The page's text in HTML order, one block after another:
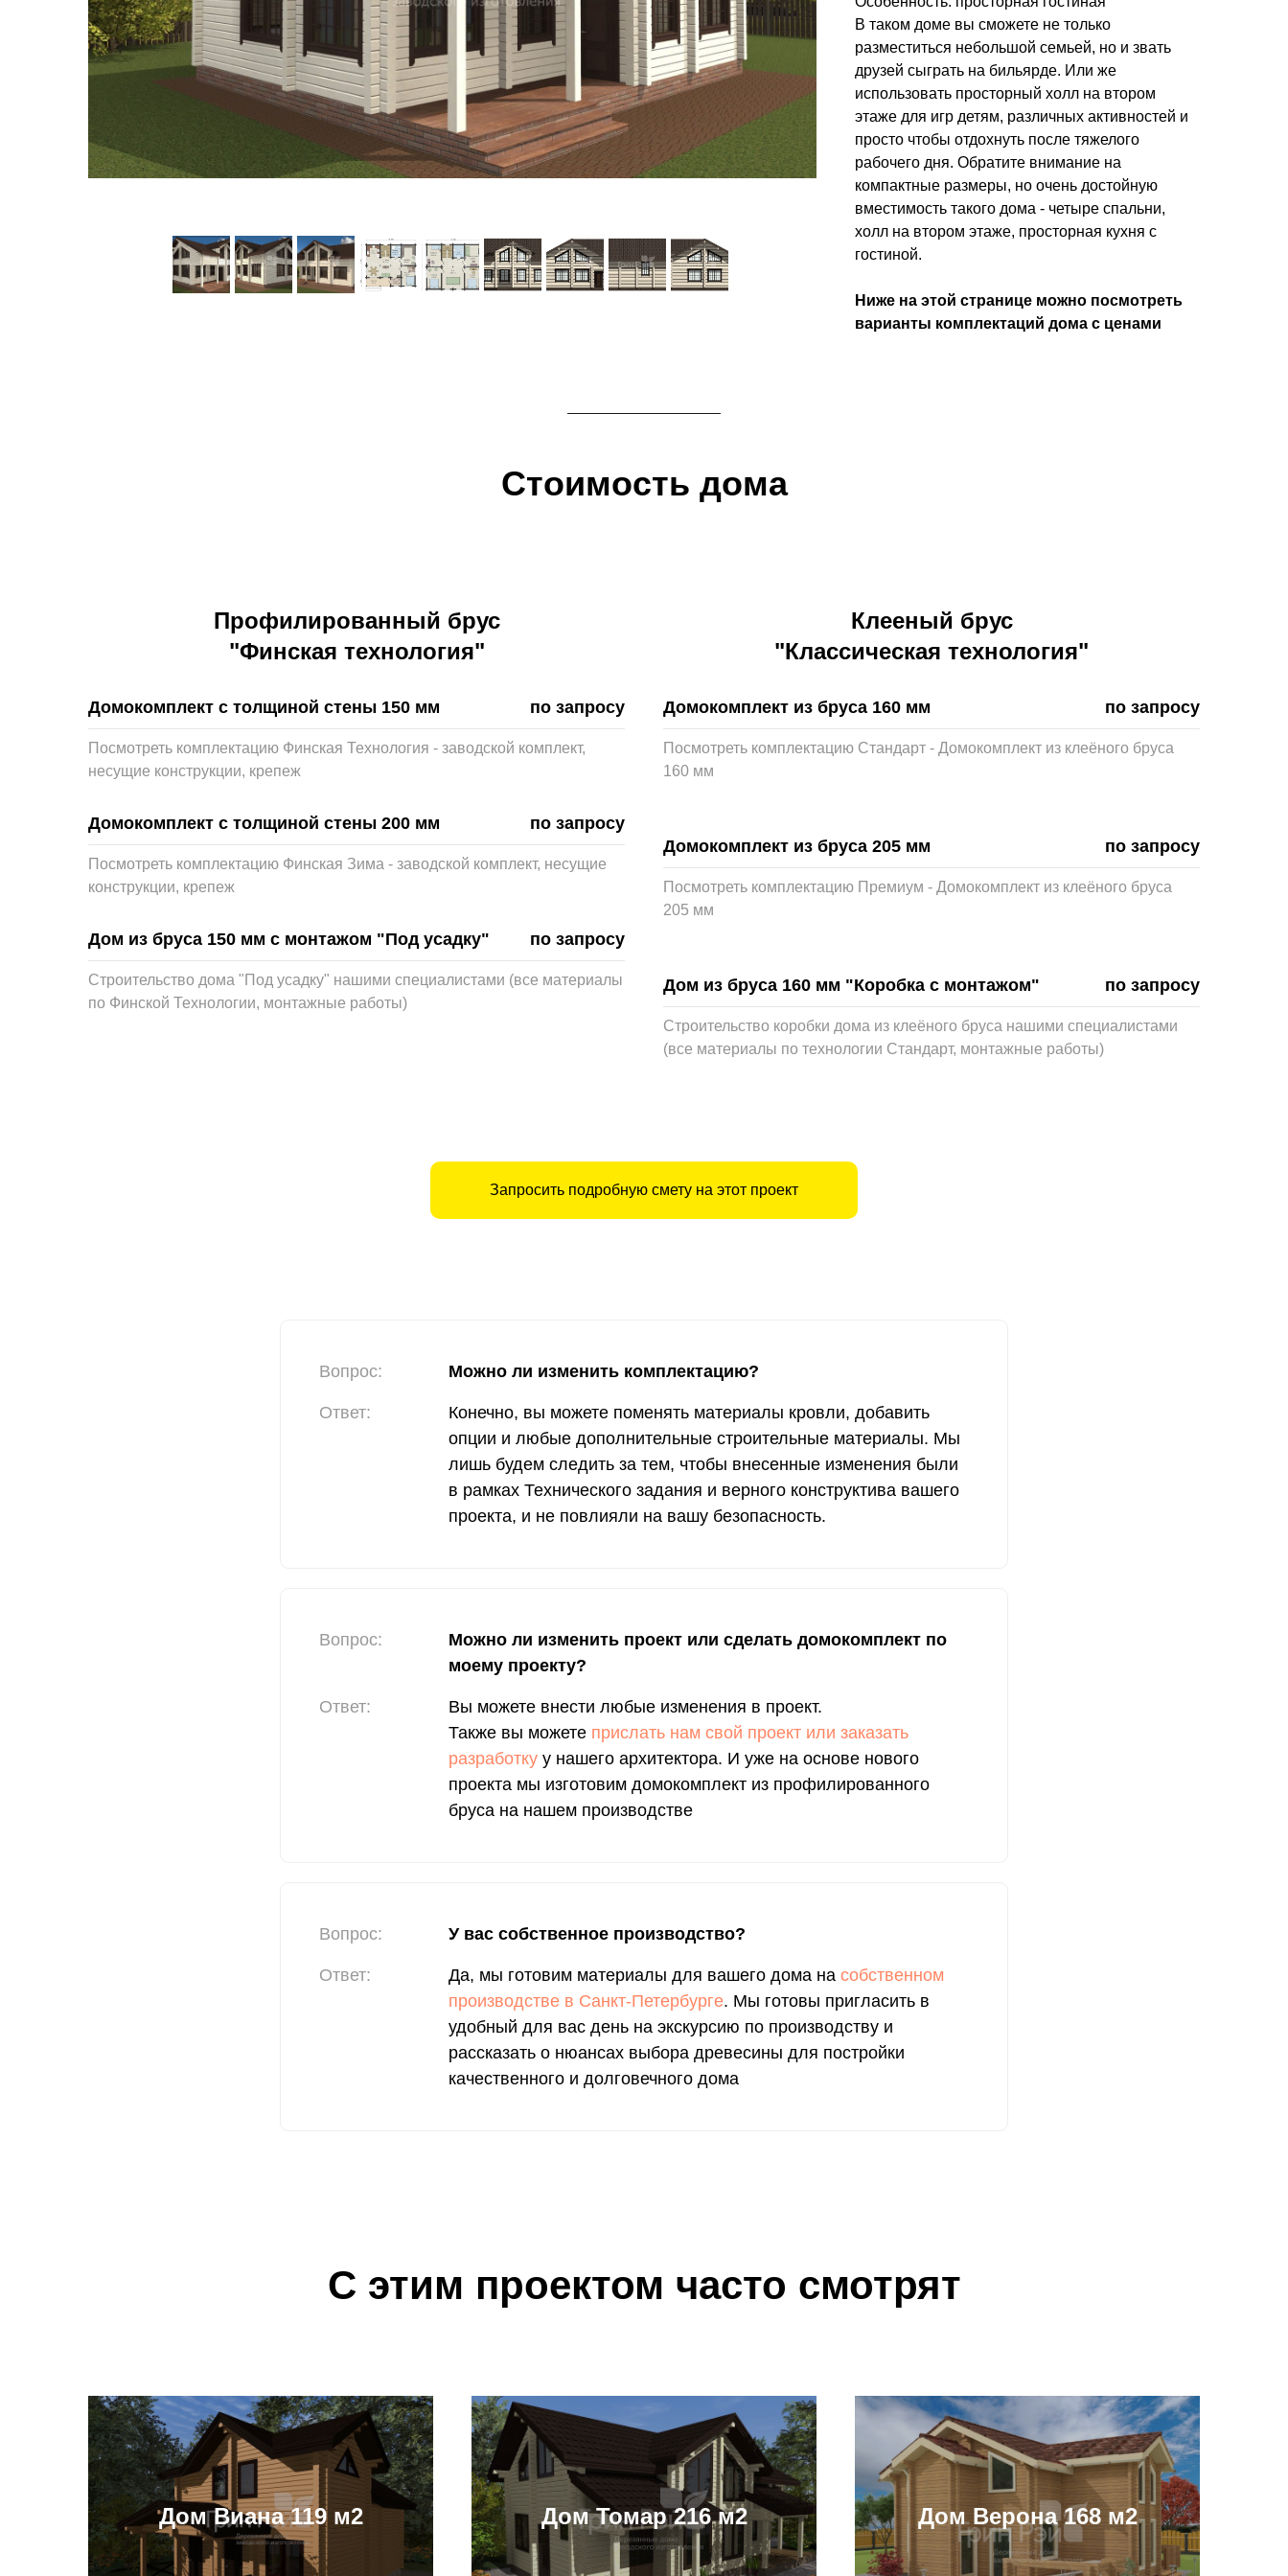
В таком доме вы сможете не только
разместиться небольшой семьей, но и звать
друзей сыграть на бильярде. Или же
использовать просторный холл на втором
этаже для игр детям, различных активностей и
просто чтобы отдохнуть после тяжелого
рабочего дня. Обратите внимание на
компактные размеры, но очень достойную
вместимость такого дома - четыре спальни,
холл на втором этаже, просторная кухня с
гостиной.
Ниже на этой странице можно посмотреть
варианты комплектаций дома с ценами
Стоимость дома
Профилированный брус
"Финская технология"
Домокомплект с толщиной стены 150 мм по запросу
Посмотреть комплектацию Финская Технология - заводской комплект,
несущие конструкции, крепеж
Домокомплект с толщиной стены 200 мм по запросу
Посмотреть комплектацию Финская Зима - заводской комплект, несущие
конструкции, крепеж
Дом из бруса 150 мм с монтажом "Под усадку" по запросу
Строительство дома "Под усадку" нашими специалистами (все материалы
по Финской Технологии, монтажные работы)
Клееный брус
"Классическая технология"
Домокомплект из бруса 160 мм по запросу
Посмотреть комплектацию Стандарт - Домокомплект из клеёного бруса
160 мм
Домокомплект из бруса 205 мм по запросу
Посмотреть комплектацию Премиум - Домокомплект из клеёного бруса
205 мм
Дом из бруса 160 мм "Коробка с монтажом" по запросу
Строительство коробки дома из клеёного бруса нашими специалистами
(все материалы по технологии Стандарт, монтажные работы)
Запросить подробную смету на этот проект
Вопрос: Можно ли изменить комплектацию?
Ответ:
Конечно, вы можете поменять материалы кровли, добавить
опции и любые дополнительные строительные материалы. Мы
лишь будем следить за тем, чтобы внесенные изменения были
в рамках Технического задания и верного конструктива вашего
проекта, и не повлияли на вашу безопасность.
Вопрос:
Можно ли изменить проект или сделать домокомплект по
моему проекту?
Ответ:
Вы можете внести любые изменения в проект.
Также вы можете прислать нам свой проект или заказать
разработку у нашего архитектора. И уже на основе нового
проекта мы изготовим домокомплект из профилированного
бруса на нашем производстве
Вопрос: У вас собственное производство?
Ответ: Да, мы готовим материалы для вашего дома на собственном
производстве в Санкт-Петербурге. Мы готовы пригласить в
удобный для вас день на экскурсию по производству и
рассказать о нюансах выбора древесины для постройки
качественного и долговечного дома
С этим проектом часто смотрят
Дом Виана 119 м2 Дом Томар 216 м2 Дом Верона 168 м2